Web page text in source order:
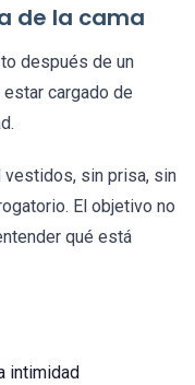
de la cama
después de un
cargado de
vestidos, sin prisa, sin
El objetivo no
qué está
intimidad